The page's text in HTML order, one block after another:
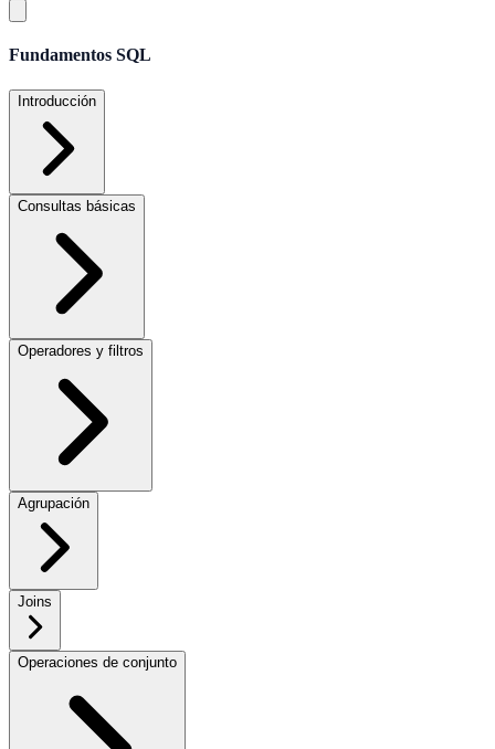
Fundamentos SQL
Introducción
Consultas básicas
Operadores y filtros
Agrupación
Joins
Operaciones de conjunto